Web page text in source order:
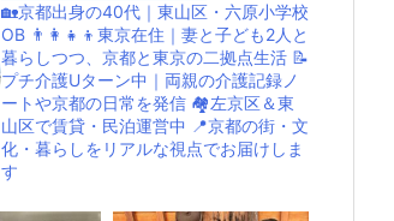
🏡京都出身の40代｜東山区・六原小学校
OB 👨‍👩‍👧‍👦東京在住｜妻と子ども2人と
暮らしつつ、京都と東京の二拠点生活 📝
プチ介護Uターン中｜両親の介護記録ノ
ートや京都の日常を発信 🏘左京区＆東
山区で賃貸・民泊運営中 📍京都の街・文
化・暮らしをリアルな視点でお届けしま
す